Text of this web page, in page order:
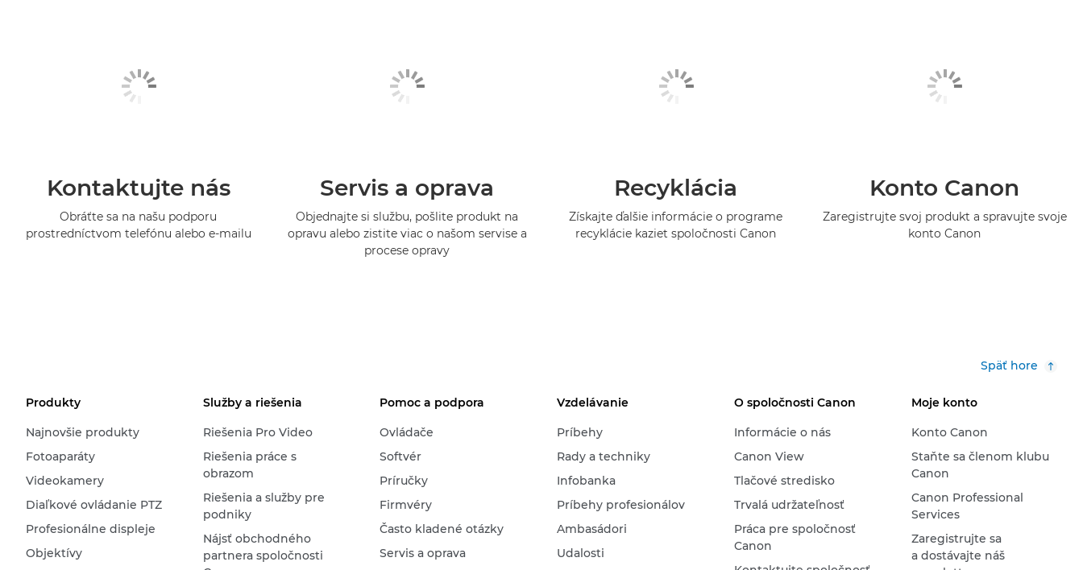
Kontaktujte nás
Obráťte sa na našu podporu
prostredníctvom telefónu alebo e-mailu
Servis a oprava
Objednajte si službu, pošlite produkt na
opravu alebo zistite viac o našom servise a
procese opravy
Recyklácia
Získajte ďalšie informácie o programe
recyklácie kaziet spoločnosti Canon
Konto Canon
Zaregistrujte svoj produkt a spravujte svoje
konto Canon
Späť hore
Produkty
Najnovšie produkty
Fotoaparáty
Videokamery
Diaľkové ovládanie PTZ
Profesionálne displeje
Objektívy
Služby a riešenia
Riešenia Pro Video
Riešenia práce s
obrazom
Riešenia a služby pre
podniky
Nájsť obchodného
partnera spoločnosti
Pomoc a podpora
Ovládače
Softvér
Príručky
Firmvéry
Často kladené otázky
Servis a oprava
Vzdelávanie
Príbehy
Rady a techniky
Infobanka
Príbehy profesionálov
Ambasádori
Udalosti
O spoločnosti Canon
Informácie o nás
Canon View
Tlačové stredisko
Trvalá udržateľnosť
Práca pre spoločnosť
Canon
Moje konto
Konto Canon
Staňte sa členom klubu
Canon
Canon Professional
Services
Zaregistrujte sa
a dostávajte náš